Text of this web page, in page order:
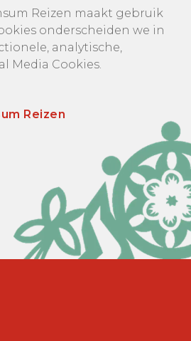
Reizen maakt gebruik
onderscheiden we in
analytische,
Media Cookies.
Reizen